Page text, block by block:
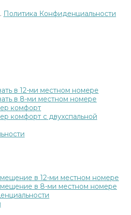
Политика Конфиденциальности
в 12-ми местном номере
в 8-ми местном номере
комфорт
комфорт с двухспальной
в 12-ми местном номере
в 8-ми местном номере